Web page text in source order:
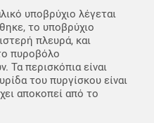
υποβρύχιο λέγεται
το υποβρύχιο
πλευρά, και
πυροβόλο
Τα περισκόπια είναι
του πυργίσκου είναι
αποκοπεί από το